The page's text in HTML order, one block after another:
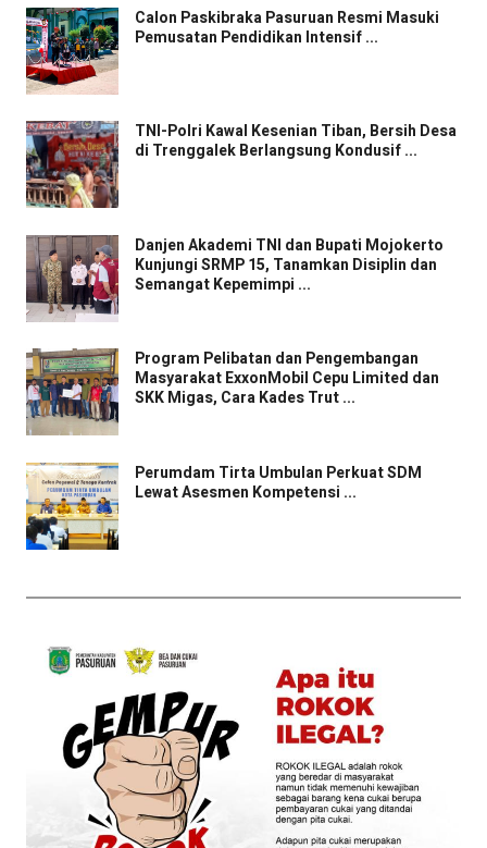
Calon Paskibraka Pasuruan Resmi Masuki
Pemusatan Pendidikan Intensif ...
TNI-Polri Kawal Kesenian Tiban, Bersih Desa
di Trenggalek Berlangsung Kondusif ...
Danjen Akademi TNI dan Bupati Mojokerto
Kunjungi SRMP 15, Tanamkan Disiplin dan
Semangat Kepemimpi ...
Program Pelibatan dan Pengembangan
Masyarakat ExxonMobil Cepu Limited dan
SKK Migas, Cara Kades Trut ...
Perumdam Tirta Umbulan Perkuat SDM
Lewat Asesmen Kompetensi ...